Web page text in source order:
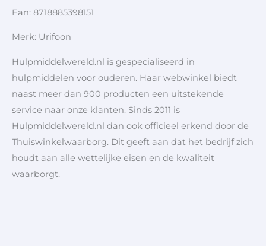
Ean: 8718885398151
Merk: Urifoon
Hulpmiddelwereld.nl is gespecialiseerd in
hulpmiddelen voor ouderen. Haar webwinkel biedt
naast meer dan 900 producten een uitstekende
service naar onze klanten. Sinds 2011 is
Hulpmiddelwereld.nl dan ook officieel erkend door de
Thuiswinkelwaarborg. Dit geeft aan dat het bedrijf zich
houdt aan alle wettelijke eisen en de kwaliteit
waarborgt.